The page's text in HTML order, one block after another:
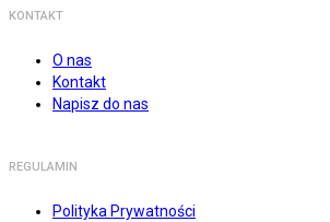
KONTAKT
O nas
Kontakt
Napisz do nas
REGULAMIN
Polityka Prywatności